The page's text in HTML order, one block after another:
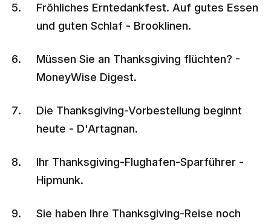
Fröhliches Erntedankfest. Auf gutes Essen
und guten Schlaf - Brooklinen.
Müssen Sie an Thanksgiving flüchten? -
MoneyWise Digest.
Die Thanksgiving-Vorbestellung beginnt
heute - D'Artagnan.
Ihr Thanksgiving-Flughafen-Sparführer -
Hipmunk.
Sie haben Ihre Thanksgiving-Reise noch